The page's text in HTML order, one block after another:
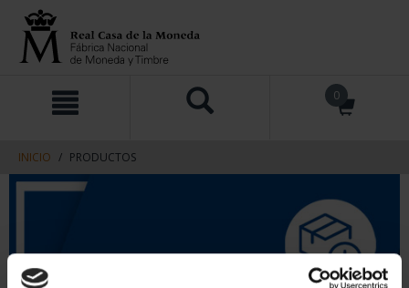
contenido
navegacin
0
INICIO PRODUCTOS